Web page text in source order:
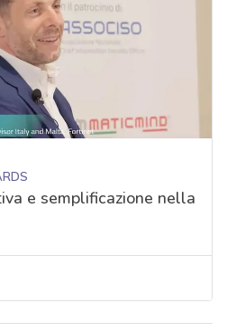
e semplificazione nella